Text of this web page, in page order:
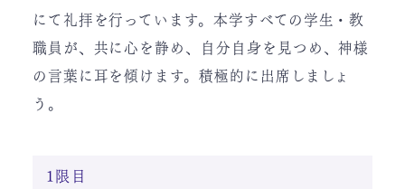
にて礼拝を行っています。本学すべての学生・教
職員が、共に心を静め、自分自身を見つめ、神様
の言葉に耳を傾けます。積極的に出席しましょ
う。
1限目